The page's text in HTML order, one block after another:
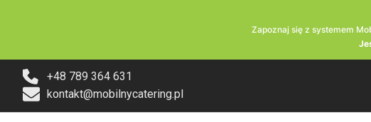
+48 789 364 631
kontakt@mobilnycatering.pl
Zapoznaj się z systemem